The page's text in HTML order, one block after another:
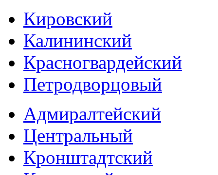
Кировский
Калининский
Красногвардейский
Петродворцовый
Адмиралтейский
Центральный
Кронштадтский